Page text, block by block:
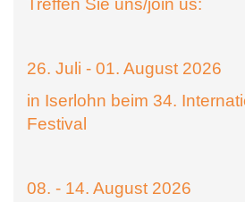
Treffen Sie uns/join us:
26. Juli - 01. August 2026
in Iserlohn beim 34.
Festival
08. - 14. August 2026